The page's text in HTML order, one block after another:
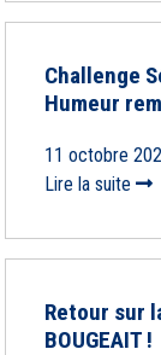
Challenge
Humeur
11 octobre
Lire la suite
Retour sur
BOUGEAIT !